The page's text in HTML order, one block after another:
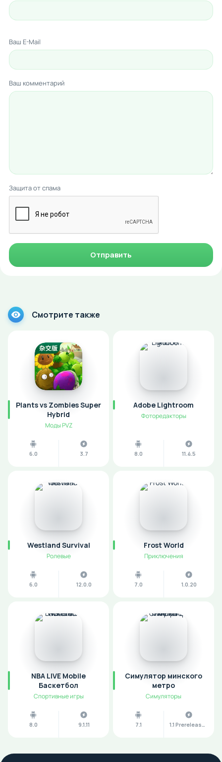
Ваш E-Mail
Ваш комментарий
Защита от спама
Отправить
Смотрите также
Plants vs Zombies Super
Hybrid
Моды PVZ
6.0 3.7
Adobe Lightroom
Фоторедакторы
8.0 11.4.5
Westland Survival
Ролевые
6.0 12.0.0
Frost World
Приключения
7.0 1.0.20
NBA LIVE Mobile
Баскетбол
Спортивные игры
8.0 9.1.11
Симулятор минского
метро
Симуляторы
7.1 1.1 Prerelease 2